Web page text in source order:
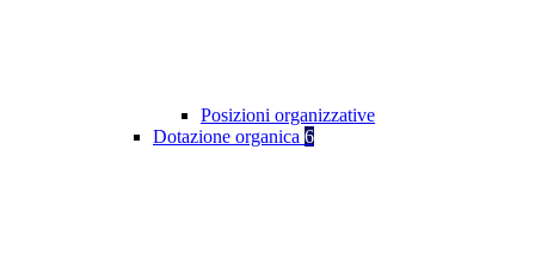
Posizioni organizzative
Dotazione organica 6